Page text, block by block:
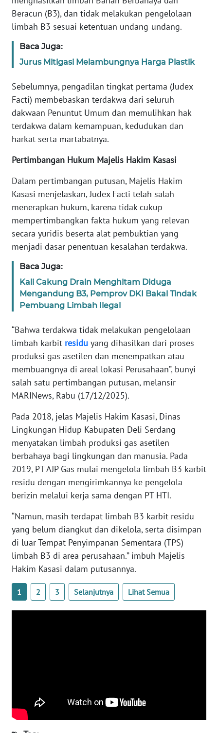
Beracun (B3), dan tidak melakukan pengelolaan
limbah B3 sesuai ketentuan undang-undang.
Baca Juga:
Jurus Mitigasi Melambungnya Harga Plastik
Sebelumnya, pengadilan tingkat pertama (Judex
Facti) membebaskan terdakwa dari seluruh
dakwaan Penuntut Umum dan memulihkan hak
terdakwa dalam kemampuan, kedudukan dan
harkat serta martabatnya.
Pertimbangan Hukum Majelis Hakim Kasasi
Dalam pertimbangan putusan, Majelis Hakim
Kasasi menjelaskan, Judex Facti telah salah
menerapkan hukum, karena tidak cukup
mempertimbangkan fakta hukum yang relevan
secara yuridis beserta alat pembuktian yang
menjadi dasar penentuan kesalahan terdakwa.
Baca Juga:
Kali Cakung Drain Menghitam Diduga
Mengandung B3, Pemprov DKI Bakal Tindak
Pembuang Limbah Ilegal
“Bahwa terdakwa tidak melakukan pengelolaan
limbah karbit residu yang dihasilkan dari proses
produksi gas asetilen dan menempatkan atau
membuangnya di areal lokasi Perusahaan”, bunyi
salah satu pertimbangan putusan, melansir
MARINews, Rabu (17/12/2025).
Pada 2018, jelas Majelis Hakim Kasasi, Dinas
Lingkungan Hidup Kabupaten Deli Serdang
menyatakan limbah produksi gas asetilen
berbahaya bagi lingkungan dan manusia. Pada
2019, PT AJP Gas mulai mengelola limbah B3 karbit
residu dengan mengirimkannya ke pengelola
berizin melalui kerja sama dengan PT HTI.
“Namun, masih terdapat limbah B3 karbit residu
yang belum diangkut dan dikelola, serta disimpan
di luar Tempat Penyimpanan Sementara (TPS)
limbah B3 di area perusahaan.” imbuh Majelis
Hakim Kasasi dalam putusannya.
1 2 3 Selanjutnya Lihat Semua
KAMI
PEDOMAN
SIBER
KARIR
DISCLAIMER
News
WN
SUMUT
WN
JAKARTA
WN
JABAR
WN
WN
NTT
KEPRI
WN
WN
PAPUA
BARAT
WN
WN
SERAMBI
WN
WN
SULTRA
WN
SULBAR